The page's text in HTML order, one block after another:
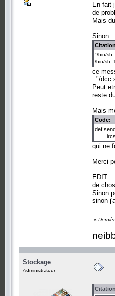
En fait
de
Mais
Sinon :
Citation
"/bin/sh:
/bin/sh:
ce
: "/dcc
Peut
reste
Mais
Code:
def
qui ne
Merci
EDIT :
de
Sinon
sinon
«
Stockage
Administrateur